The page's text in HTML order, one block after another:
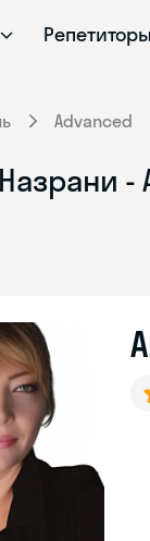
Репетиторы
Advanced
-